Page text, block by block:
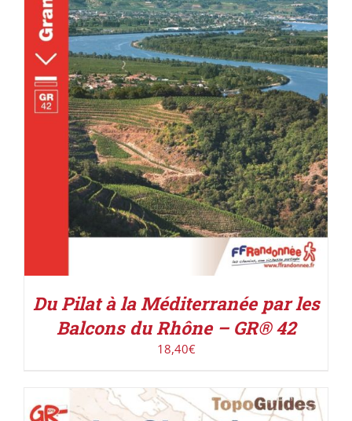
ACHETER LE PRODUIT / DÉTAILS
Du Pilat à la Méditerranée par les
Balcons du Rhône – GR® 42
18,40€